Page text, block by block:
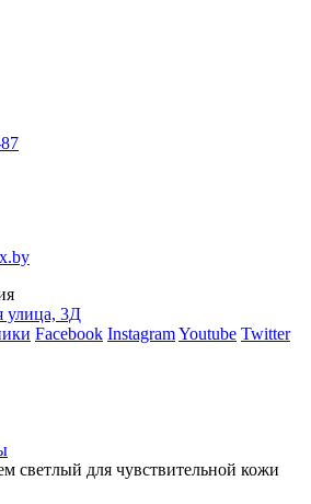
улица, 3Д
Facebook InstagramYoutube Twitter
светлый для чувствительной кожи